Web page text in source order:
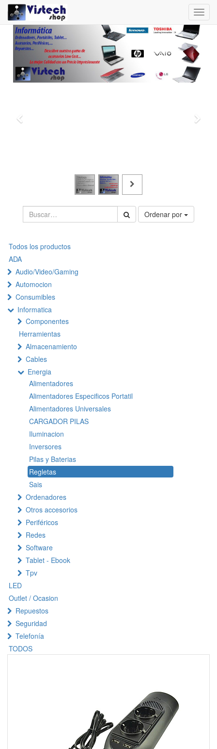
Ordenar por
Todos los productos
ADA
Audio/Video/Gaming
Automocion
Consumibles
Informatica
Componentes
Herramientas
Almacenamiento
Cables
Energia
Alimentadores
Alimentadores Especificos Portatil
Alimentadores Universales
CARGADOR PILAS
Iluminacion
Inversores
Pilas y Baterias
Regletas
Sais
Ordenadores
Otros accesorios
Periféricos
Redes
Software
Tablet - Ebook
Tpv
LED
Outlet / Ocasion
Repuestos
Seguridad
Telefonía
TODOS